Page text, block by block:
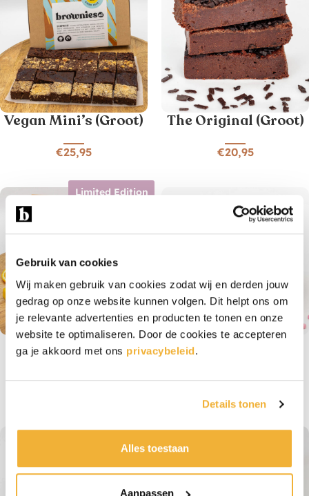
Gebruik van cookies
Wij maken gebruik van cookies zodat wij en derden jouw
gedrag op onze website kunnen volgen. Dit helpt ons om
je relevante advertenties en producten te tonen en onze
website te optimaliseren. Door de cookies te accepteren
ga je akkoord met ons privacybeleid.
Details tonen
Alles toestaan
Aanpassen
Vegan Mini’s (Groot)
€25,95
The Original (Groot)
€20,95
Blondie Tropisch
Fruit (Groot)
Limited Edition
Baby Roze (Groot)